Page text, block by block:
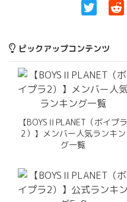
ピックアップコンテンツ
【BOYSⅡPLANET（ボイプラ
2）】メンバー人気ランキン
グ一覧